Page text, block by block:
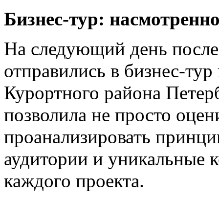
Бизнес-тур:
На следующий день
отправились в бизнес-
Курортного района
позволила не просто
проанализировать
аудитории и уникальные
каждого проекта.